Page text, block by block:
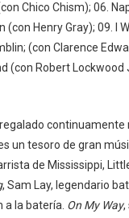
Chico Chism); 06.
(con Henry Gray); 09. I
(con Clarence
(con Robert Lockwood
continuamente
un tesoro de gran
de Mississippi,
, Sam Lay, legendario
la batería. On My Way,